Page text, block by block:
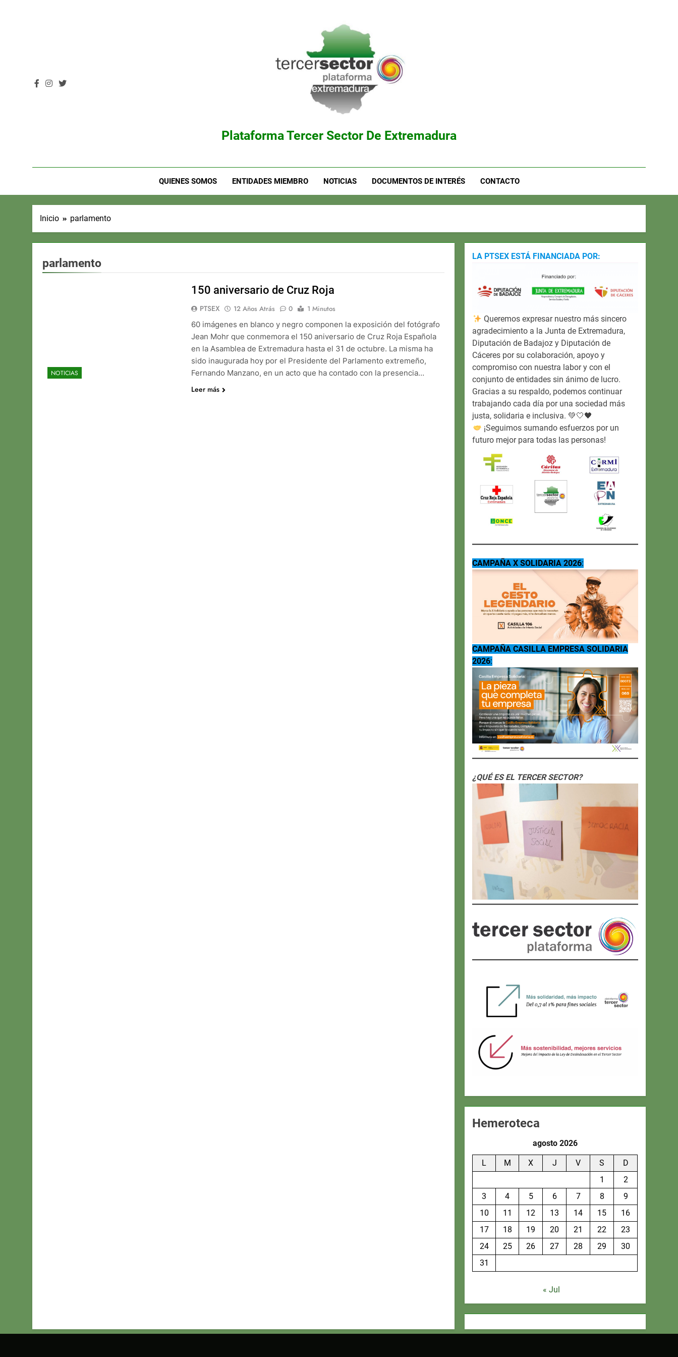
Plataforma Tercer Sector De Extremadura
QUIENES SOMOS ENTIDADES MIEMBRO NOTICIAS DOCUMENTOS DE INTERÉS CONTACTO
Inicio parlamento
parlamento
NOTICIAS
150 aniversario de Cruz Roja
PTSEX 12 Años Atrás 0
1 Minutos
60 imágenes en blanco y negro componen la exposición del fotógrafo
Jean Mohr que conmemora el 150 aniversario de Cruz Roja Española
en la Asamblea de Extremadura hasta el 31 de octubre. La misma ha
sido inaugurada hoy por el Presidente del Parlamento extremeño,
Fernando Manzano, en un acto que ha contado con la presencia…
Leer más
LA PTSEX ESTÁ FINANCIADA POR:
Queremos expresar nuestro más sincero
agradecimiento a la Junta de Extremadura,
Diputación de Badajoz y Diputación de
Cáceres por su colaboración, apoyo y
compromiso con nuestra labor y con el
conjunto de entidades sin ánimo de lucro.
Gracias a su respaldo, podemos continuar
trabajando cada día por una sociedad más
justa, solidaria e inclusiva. 💚🤍🖤
¡Seguimos sumando esfuerzos por un
futuro mejor para todas las personas!
CAMPAÑA X SOLIDARIA 2026:
CAMPAÑA CASILLA EMPRESA SOLIDARIA
2026:
¿QUÉ ES EL TERCER SECTOR?
Hemeroteca
agosto 2026
L M X J V S
D
1
2
3
4 5 6 7 8
9
10
11 12 13 14 15
16
17
18 19 20 21 22
23
24
25 26 27 28 29
30
31
« Jul